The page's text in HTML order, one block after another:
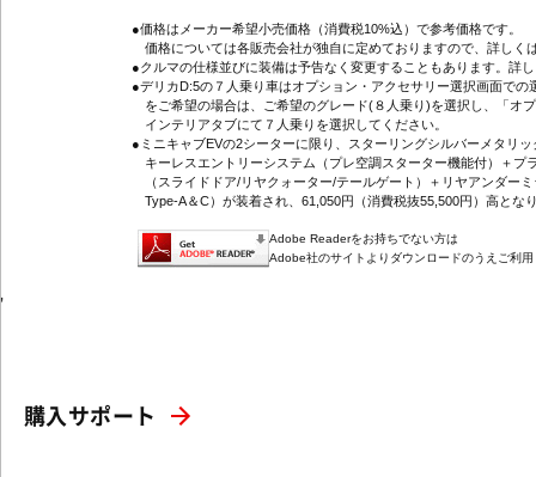
●価格はメーカー希望小売価格（消費税10%込）で参考価格です。
価格については各販売会社が独自に定めておりますので、詳しく
●クルマの仕様並びに装備は予告なく変更することもあります。詳
●デリカD:5の７人乗り車はオプション・アクセサリー選択画面での
をご希望の場合は、ご希望のグレード(８人乗り)を選択し、「オ
インテリアタブにて７人乗りを選択してください。
●ミニキャブEVの2シーターに限り、スターリングシルバーメタリ
キーレスエントリーシステム（プレ空調スターター機能付）＋プ
（スライドドア/リヤクォーター/テールゲート）＋リヤアンダー
Type-A＆C）が装着され、61,050円（消費税抜55,500円）高とな
Adobe Readerをお持ちでない方は
Adobe社のサイトよりダウンロードのうえご利
'
購入サポート